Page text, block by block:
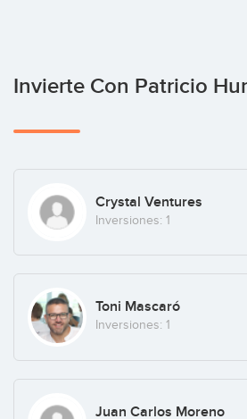
Invierte Con Patricio
Crystal Ventures
Inversiones: 1
Toni Mascaró
Inversiones: 1
Juan Carlos Moreno